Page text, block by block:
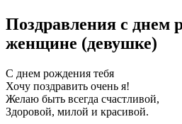
Поздравления с днем
женщине (девушке)
С днем рождения тебя
Хочу поздравить очень я!
Желаю быть всегда счастливой,
Здоровой, милой и красивой.